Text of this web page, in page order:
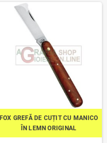
FOX GREFĂ DE CUȚIT CU MANICO
ÎN LEMN ORIGINAL